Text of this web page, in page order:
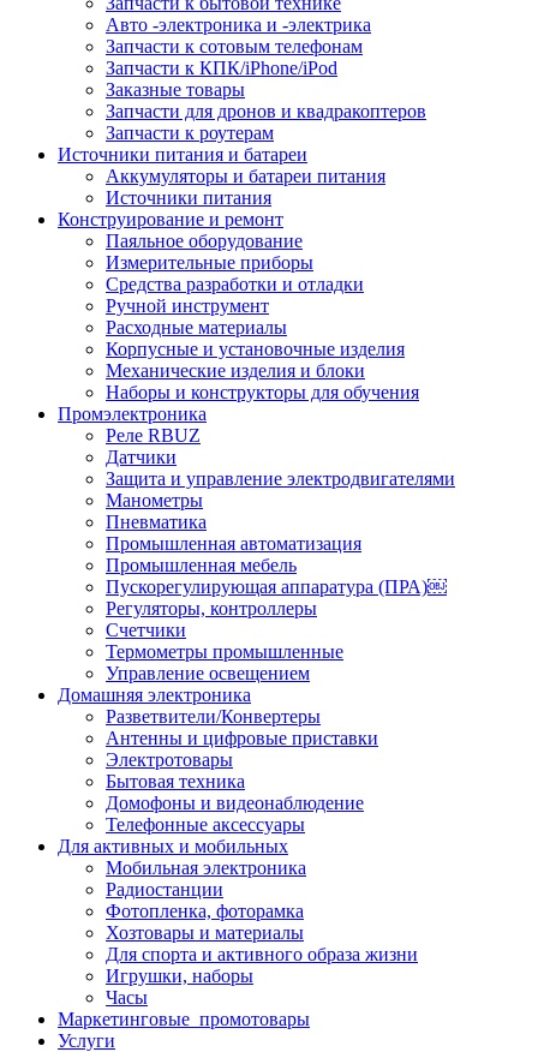
Авто -электроника и -электрика
Запчасти к сотовым телефонам
Запчасти к КПК/iPhone/iPod
Заказные товары
Запчасти для дронов и квадракоптеров
Запчасти к роутерам
Источники питания и батареи
Аккумуляторы и батареи питания
Источники питания
Конструирование и ремонт
Паяльное оборудование
Измерительные приборы
Средства разработки и отладки
Ручной инструмент
Расходные материалы
Корпусные и установочные изделия
Механические изделия и блоки
Наборы и конструкторы для обучения
Промэлектроника
Реле RBUZ
Датчики
Защита и управление электродвигателями
Манометры
Пневматика
Промышленная автоматизация
Промышленная мебель
Пускорегулирующая аппаратура (ПРА)￼
Регуляторы, контроллеры
Счетчики
Термометры промышленные
Управление освещением
Домашняя электроника
Разветвители/Конвертеры
Антенны и цифровые приставки
Электротовары
Бытовая техника
Домофоны и видеонаблюдение
Телефонные аксессуары
Для активных и мобильных
Мобильная электроника
Радиостанции
Фотопленка, фоторамка
Хозтовары и материалы
Для спорта и активного образа жизни
Игрушки, наборы
Часы
Маркетинговые_промотовары
Услуги